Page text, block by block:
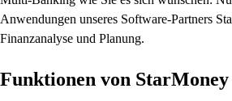
Anwendungen unseres Software-Partners
Finanzanalyse und Planung.
Funktionen von StarMoney